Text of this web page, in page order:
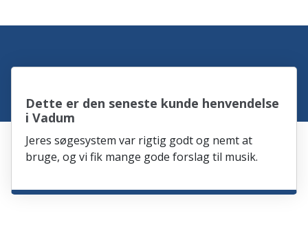
Dette er den seneste kunde henvendelse
i Vadum
Jeres søgesystem var rigtig godt og nemt at
bruge, og vi fik mange gode forslag til musik.